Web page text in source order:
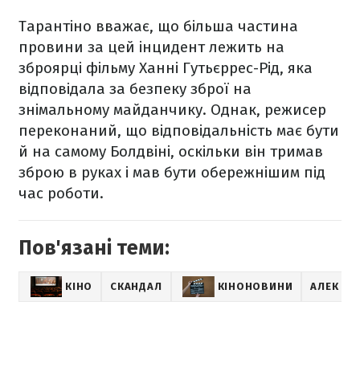
Тарантіно вважає, що більша частина
провини за цей інцидент лежить на
зброярці фільму Ханні Гутьєррес-Рід, яка
відповідала за безпеку зброї на
знімальному майданчику. Однак, режисер
переконаний, що відповідальність має бути
й на самому Болдвіні, оскільки він тримав
зброю в руках і мав бути обережнішим під
час роботи.
Пов'язані теми:
КІНО СКАНДАЛ КІНОНОВИНИ АЛЕК